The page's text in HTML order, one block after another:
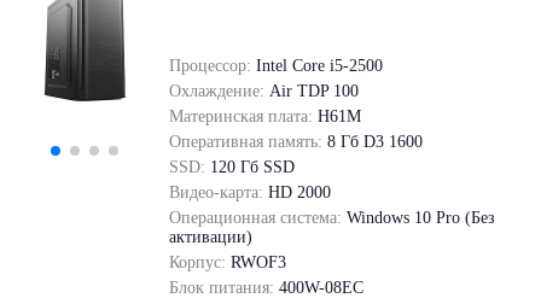
Процессор: Intel Core i5-2500
Охлаждение: Air TDP 100
Материнская плата: H61M
Оперативная память: 8 Гб D3 1600
SSD: 120 Гб SSD
Видео-карта: HD 2000
Операционная система: Windows 10 Pro (Без
активации)
Корпус: RWOF3
Блок питания: 400W-08EC